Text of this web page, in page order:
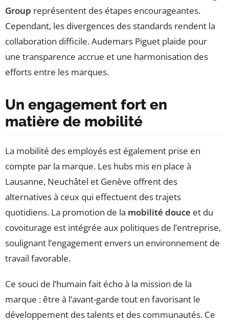
Group représentent des étapes encourageantes.
Cependant, les divergences des standards rendent la
collaboration difficile. Audemars Piguet plaide pour
une transparence accrue et une harmonisation des
efforts entre les marques.
Un engagement fort en
matière de mobilité
La mobilité des employés est également prise en
compte par la marque. Les hubs mis en place à
Lausanne, Neuchâtel et Genève offrent des
alternatives à ceux qui effectuent des trajets
quotidiens. La promotion de la mobilité douce et du
covoiturage est intégrée aux politiques de l’entreprise,
soulignant l’engagement envers un environnement de
travail favorable.
Ce souci de l’humain fait écho à la mission de la
marque : être à l’avant-garde tout en favorisant le
développement des talents et des communautés. Ce